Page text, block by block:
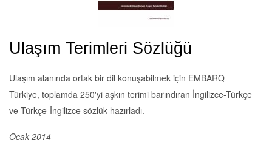
Ulaşım Terimleri Sözlüğü
Ulaşım alanında ortak bir dil konuşabilmek için EMBARQ
Türkiye, toplamda 250′yi aşkın terimi barındıran İngilizce-Türkçe
ve Türkçe-İngilizce sözlük hazırladı.
Ocak 2014